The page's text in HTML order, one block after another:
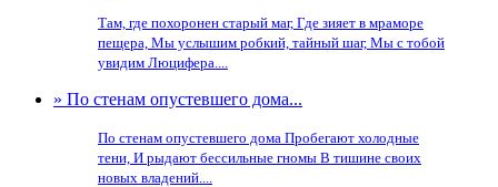
Там, где похоронен старый маг, Где зияет в мраморе
пещера, Мы услышим робкий, тайный шаг, Мы с тобой
увидим Люцифера....
» По стенам опустевшего дома...
По стенам опустевшего дома Пробегают холодные
тени, И рыдают бессильные гномы В тишине своих
новых владений....